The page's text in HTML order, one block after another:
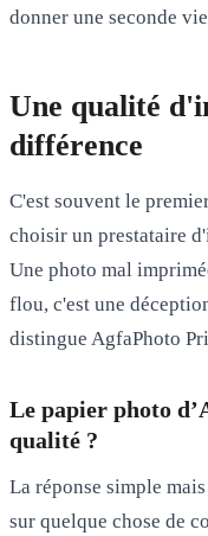
donner une seconde
Une qualité
différence
C'est souvent le
choisir un prestataire
Une photo mal
flou, c'est une
distingue AgfaPhoto
Le papier photo
qualité ?
La réponse simple
sur quelque chose de